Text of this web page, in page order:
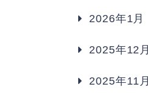
2026年1月
2025年12月
2025年11月